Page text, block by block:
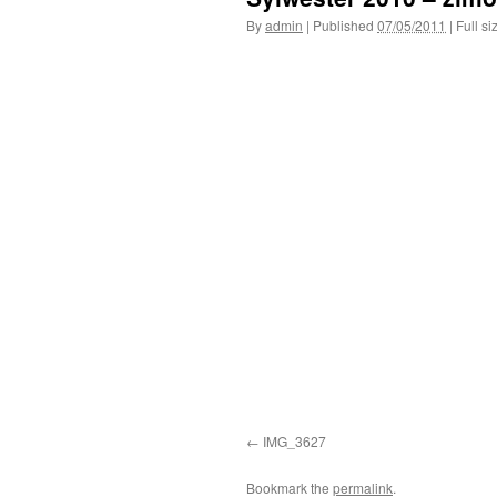
Byadmin | Published 07/05/2011 | Full
IMG_3627
Bookmark the permalink.